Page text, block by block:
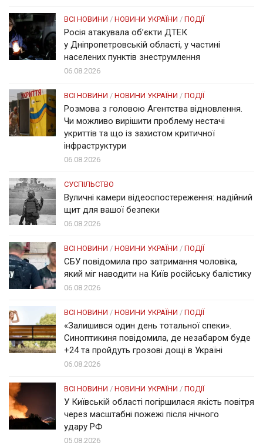
ВСІ НОВИНИ / НОВИНИ УКРАЇНИ / ПОДІЇ
Росія атакувала об’єкти ДТЕК
у Дніпропетровській області, у частині
населених пунктів знеструмлення
06.08.2026
ВСІ НОВИНИ / НОВИНИ УКРАЇНИ / ПОДІЇ
Розмова з головою Агентства відновлення.
Чи можливо вирішити проблему нестачі
укриттів та що із захистом критичної
інфраструктури
06.08.2026
СУСПІЛЬСТВО
Вуличні камери відеоспостереження: надійний
щит для вашої безпеки
06.08.2026
ВСІ НОВИНИ / НОВИНИ УКРАЇНИ / ПОДІЇ
СБУ повідомила про затримання чоловіка,
який міг наводити на Київ російську балістику
06.08.2026
ВСІ НОВИНИ / НОВИНИ УКРАЇНИ / ПОДІЇ
«Залишився один день тотальної спеки».
Синоптикиня повідомила, де незабаром буде
+24 та пройдуть грозові дощі в Україні
06.08.2026
ВСІ НОВИНИ / НОВИНИ УКРАЇНИ / ПОДІЇ
У Київській області погіршилася якість повітря
через масштабні пожежі після нічного
удару РФ
05.08.2026